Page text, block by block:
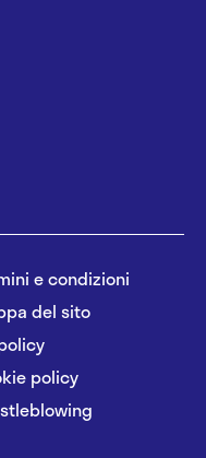
e condizioni
del sito
policy